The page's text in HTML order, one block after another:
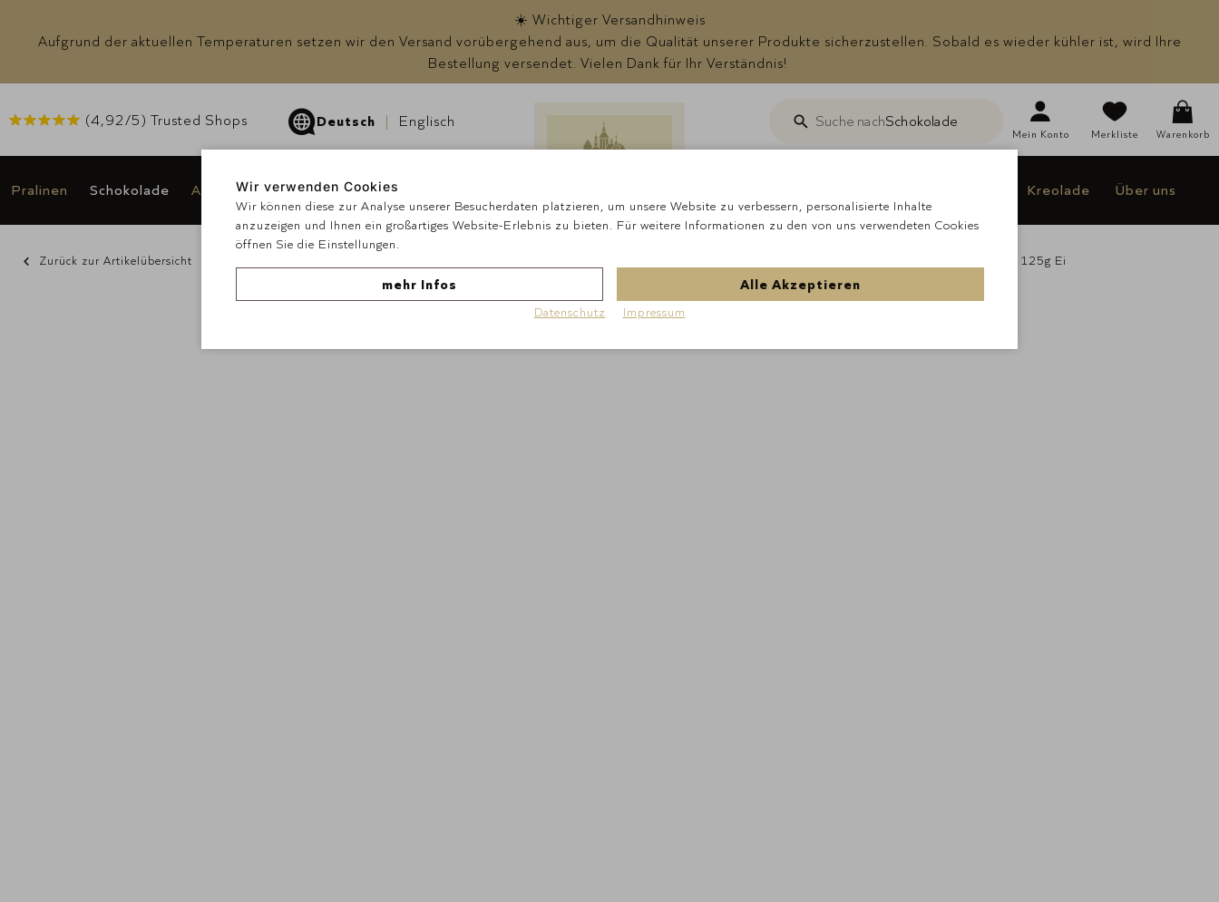
☀️ Wichtiger Versandhinweis
Aufgrund der aktuellen Temperaturen setzen wir den Versand vorübergehend aus, um die Qualität unserer Produkte sicherzustellen. Sobald es wieder kühler ist, wird Ihre
Bestellung versendet. Vielen Dank für Ihr Verständnis!
(4,92 /5) Trusted Shops Deutsch Englisch SucheSuche nachSchokolade
Mein Konto Merkliste Warenkorb
Pralinen Schokolade Anlässe & Geschenke Angebote Kreolade Über uns
KREOLADE Tafel 125g Ei
Zurück zur Artikelübersicht
Wir verwenden Cookies
Wir können diese zur Analyse unserer Besucherdaten platzieren, um unsere Website zu verbessern, personalisierte Inhalte
anzuzeigen und Ihnen ein großartiges Website-Erlebnis zu bieten. Für weitere Informationen zu den von uns verwendeten Cookies
öffnen Sie die Einstellungen.
mehr Infos Alle Akzeptieren
Datenschutz Impressum